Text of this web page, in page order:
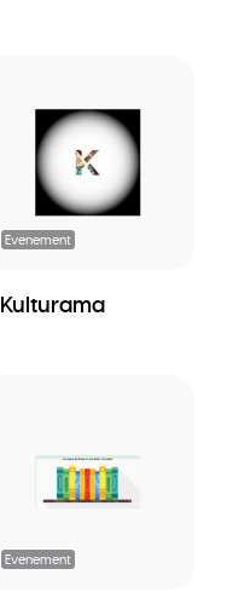
Evenement
Kulturama
Evenement